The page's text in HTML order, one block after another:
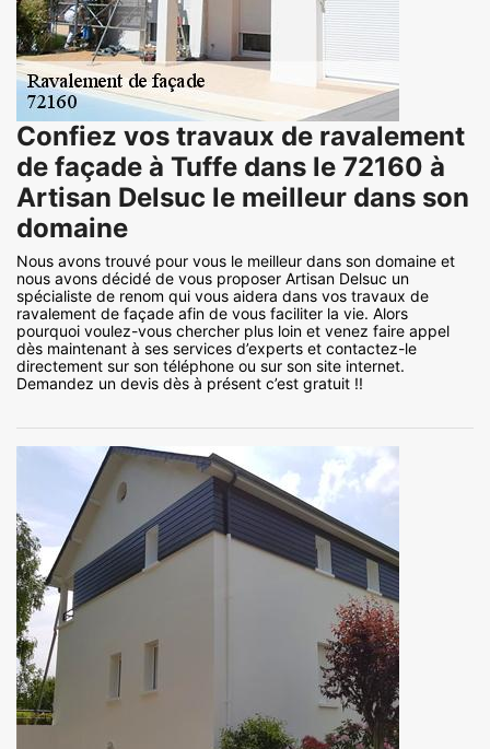
Confiez vos travaux de ravalement
de façade à Tuffe dans le 72160 à
Artisan Delsuc le meilleur dans son
domaine
Nous avons trouvé pour vous le meilleur dans son domaine et
nous avons décidé de vous proposer Artisan Delsuc un
spécialiste de renom qui vous aidera dans vos travaux de
ravalement de façade afin de vous faciliter la vie. Alors
pourquoi voulez-vous chercher plus loin et venez faire appel
dès maintenant à ses services d’experts et contactez-le
directement sur son téléphone ou sur son site internet.
Demandez un devis dès à présent c’est gratuit !!